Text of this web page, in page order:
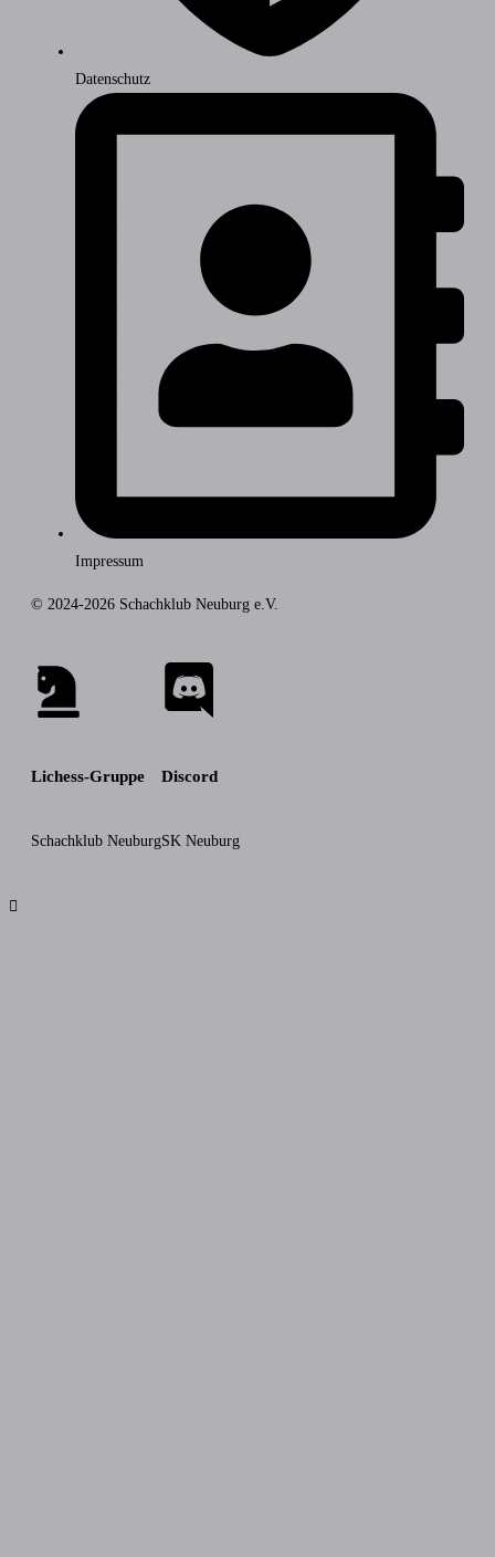
Datenschutz
Impressum
© 2024-2026 Schachklub Neuburg e.V.
Lichess-Gruppe
Schachklub Neuburg
Discord
SK Neuburg